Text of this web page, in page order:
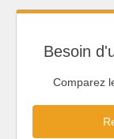
Besoin
Comparez